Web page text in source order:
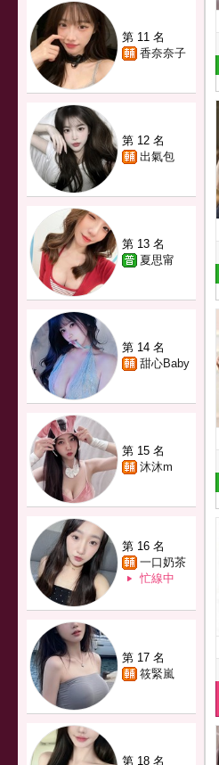
第 11 名
香奈奈子
第 12 名
出氣包
第 13 名
夏思甯
第 14 名
甜心Baby
第 15 名
沐沐m
第 16 名
一口奶茶
忙線中
第 17 名
筱緊嵐
第 18 名